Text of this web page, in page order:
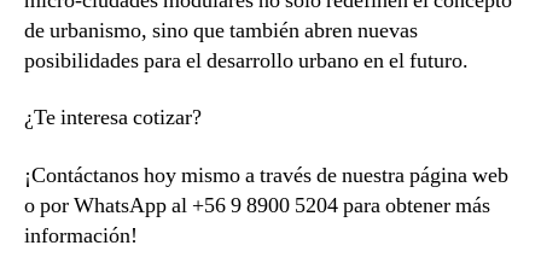
de urbanismo, sino que también abren nuevas
posibilidades para el desarrollo urbano en el futuro.
¿Te interesa cotizar?
¡Contáctanos hoy mismo a través de nuestra página web
o por WhatsApp al +56 9 8900 5204 para obtener más
información!